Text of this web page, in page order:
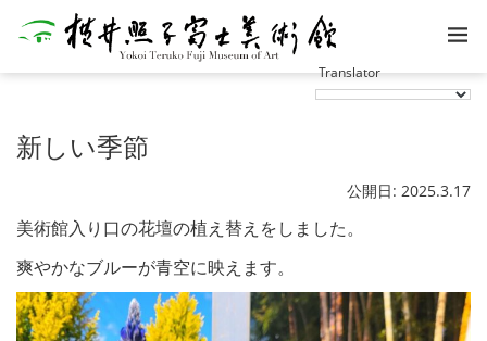
新しい季節
公開日: 2025.3.17
美術館入り口の花壇の植え替えをしました。
爽やかなブルーが青空に映えます。